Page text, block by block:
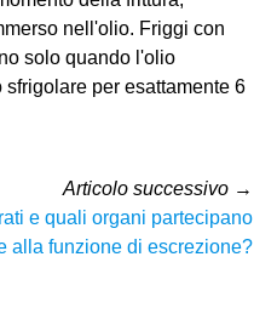
nell'olio. Friggi con
solo quando l'olio
per esattamente 6
Articolo successivo →
e quali organi partecipano
alla funzione di escrezione?